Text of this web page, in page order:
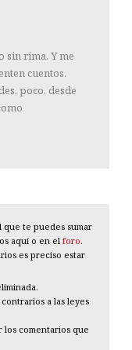
sin rima. Y me
cuentos.
poco, desde
que te puedes sumar
aquí o en el foro.
es preciso estar
a las leyes
los comentarios que